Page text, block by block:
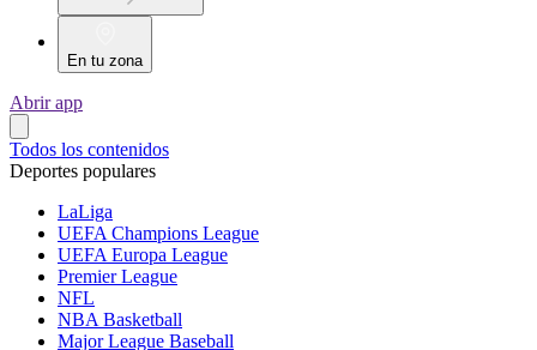
En tu zona
Abrir app
Todos los contenidos
Deportes populares
LaLiga
UEFA Champions League
UEFA Europa League
Premier League
NFL
NBA Basketball
Major League Baseball